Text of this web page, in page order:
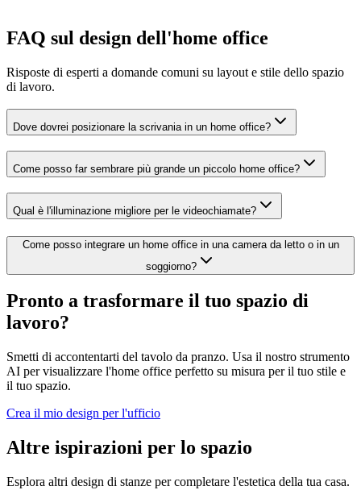
Prova i design biofilici
FAQ sul design dell'home office
Risposte di esperti a domande comuni su layout e stile dello spazio
di lavoro.
Dove dovrei posizionare la scrivania in un home office?
Come posso far sembrare più grande un piccolo home office?
Qual è l'illuminazione migliore per le videochiamate?
Come posso integrare un home office in una camera da letto o in un
soggiorno?
Pronto a trasformare il tuo spazio di
lavoro?
Smetti di accontentarti del tavolo da pranzo. Usa il nostro strumento
AI per visualizzare l'home office perfetto su misura per il tuo stile e
il tuo spazio.
Crea il mio design per l'ufficio
Altre ispirazioni per lo spazio
Esplora altri design di stanze per completare l'estetica della tua casa.